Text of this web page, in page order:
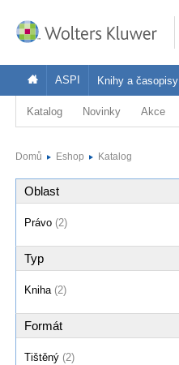
ASPI Knihy a časopisy
Knihy
Katalog Novinky Akce
Domů Eshop Katalog
Oblast
Právo (2)
Typ
Kniha (2)
Formát
Tištěný (2)